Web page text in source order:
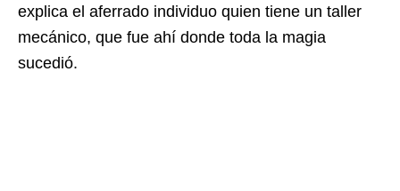
explica el aferrado individuo quien tiene un taller
mecánico, que fue ahí donde toda la magia
sucedió.